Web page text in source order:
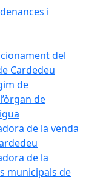
i
del
Cardedeu
de
de
de la venda
de la
municipals de